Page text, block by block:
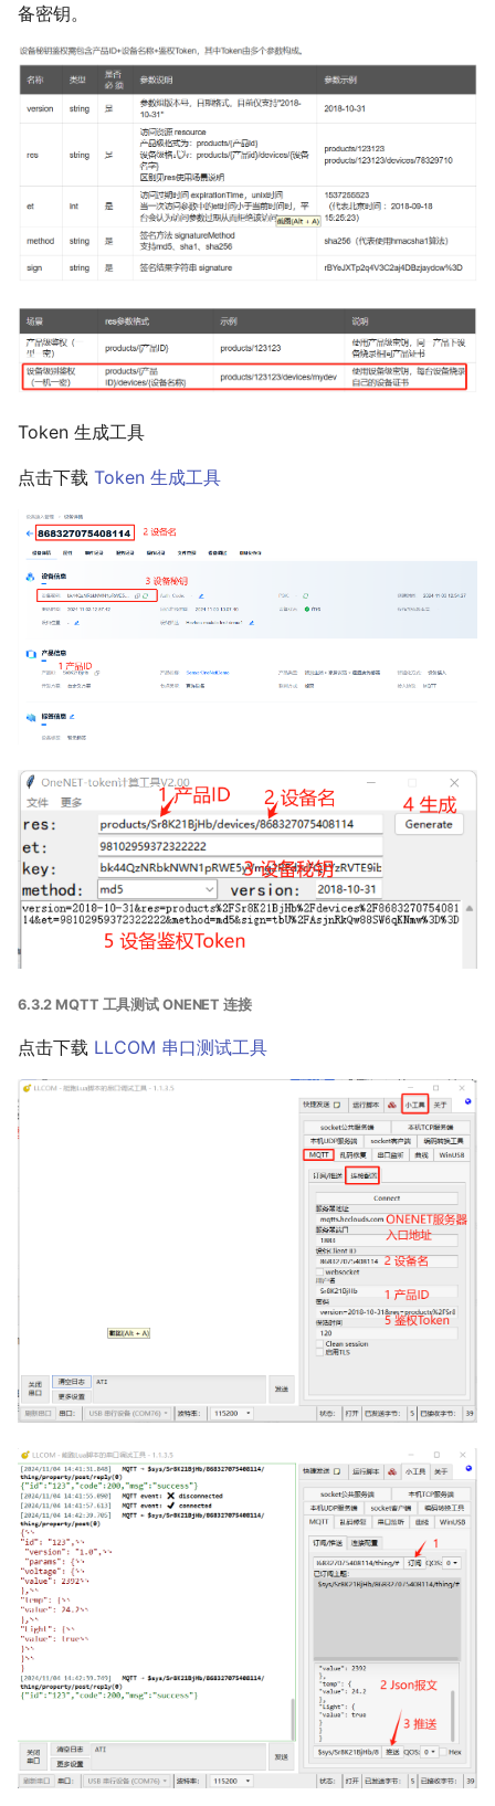
备密钥。
Token 生成工具
点击下载 Token 生成工具
6.3.2 MQTT 工具测试 ONENET 连接
点击下载 LLCOM 串口测试工具